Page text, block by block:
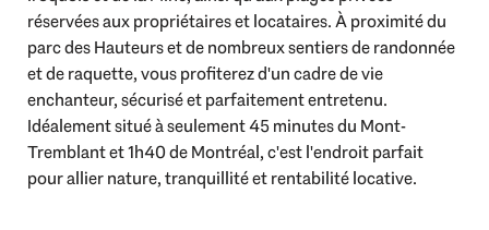
réservées aux propriétaires et locataires. À proximité du
parc des Hauteurs et de nombreux sentiers de randonnée
et de raquette, vous profiterez d'un cadre de vie
enchanteur, sécurisé et parfaitement entretenu.
Idéalement situé à seulement 45 minutes du Mont-
Tremblant et 1h40 de Montréal, c'est l'endroit parfait
pour allier nature, tranquillité et rentabilité locative.